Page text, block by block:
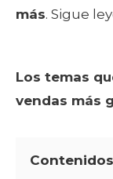
más. Sigue
Los temas
vendas más
Contenidos